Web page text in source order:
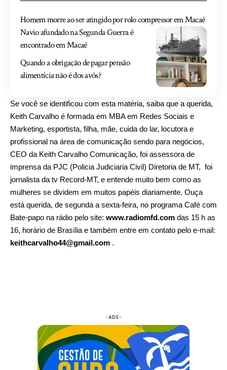
Homem morre ao ser atingido por rolo compressor em Macaé
Navio afundado na Segunda Guerra é
encontrado em Macaé
Quando a obrigação de pagar pensão
alimentícia não é dos avós?
Se você se identificou com esta matéria, saiba que a querida,
Keith Carvalho é formada em MBA em Redes Sociais e
Marketing, esportista, filha, mãe, cuida do lar, locutora e
profissional na área de comunicação sendo para negócios,
CEO da Keith Carvalho Comunicação, foi assessora de
imprensa da PJC (Policia Judiciaria Civil) Diretoria de MT, foi
jornalista da tv Record-MT, e entende muito bem como as
mulheres se dividem em muitos papéis diariamente. Ouça
está querida, de segunda a sexta-feira, no programa Café com
Bate-papo na rádio pelo site: www.radiomfd.com das 15 h as
16, horário de Brasília e também entre em contato pelo e-mail:
keithcarvalho44@gmail.com .
- ADS -